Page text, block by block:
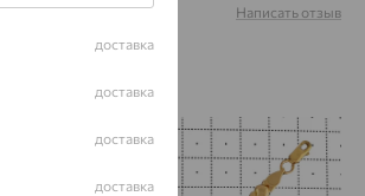
Написать отзыв
доставка
доставка
доставка
доставка